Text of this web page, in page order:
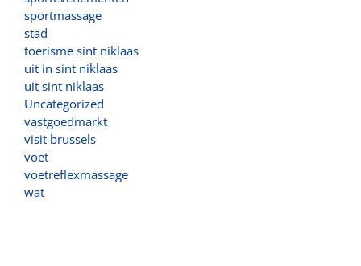
sportmassage
stad
toerisme sint niklaas
uit in sint niklaas
uit sint niklaas
Uncategorized
vastgoedmarkt
visit brussels
voet
voetreflexmassage
wat